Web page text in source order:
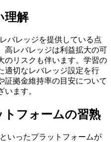
理解
バレッジを提供している点
高レバレッジは利益拡大の可
のリスクも伴います。学習の
適切なレバレッジ設定を行
証拠金維持率の目安について
ます。
フォームの習熟
いったプラットフォームが